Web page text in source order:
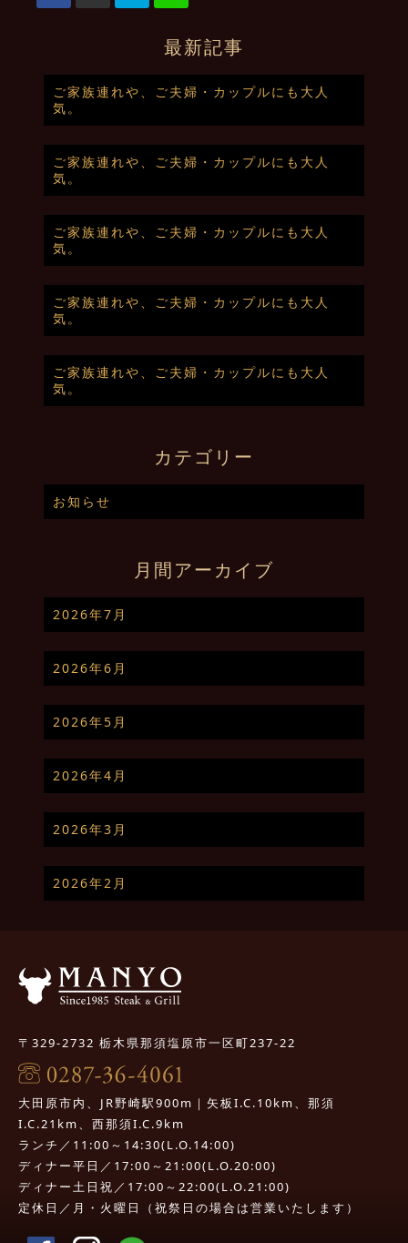
最新記事
ご家族連れや、ご夫婦・カップルにも大人
気。
ご家族連れや、ご夫婦・カップルにも大人
気。
ご家族連れや、ご夫婦・カップルにも大人
気。
ご家族連れや、ご夫婦・カップルにも大人
気。
ご家族連れや、ご夫婦・カップルにも大人
気。
カテゴリー
お知らせ
月間アーカイブ
2026年7月
2026年6月
2026年5月
2026年4月
2026年3月
2026年2月
〒329-2732 栃木県那須塩原市一区町237-22
大田原市内、JR野崎駅900m｜矢板I.C.10km、那須
I.C.21km、西那須I.C.9km
ランチ／11:00～14:30(L.O.14:00)
ディナー平日／17:00～21:00(L.O.20:00)
ディナー土日祝／17:00～22:00(L.O.21:00)
定休日／月・火曜日（祝祭日の場合は営業いたします）